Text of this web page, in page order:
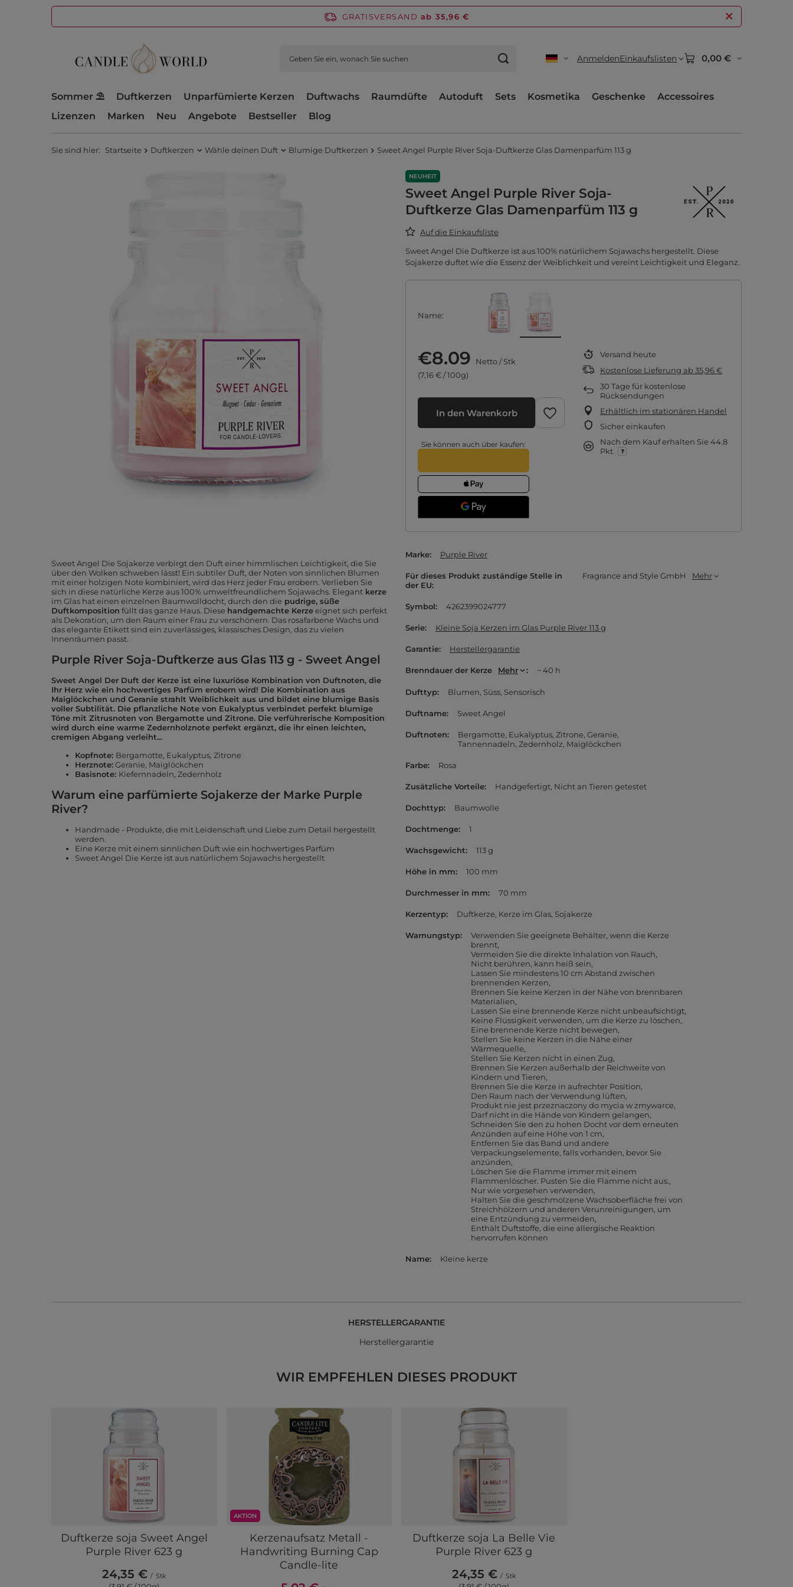
GRATISVERSAND ab 35,96 €
AnmeldenEinkaufslisten 0,00 €
Sommer ⛱️ Duftkerzen Unparfümierte Kerzen Duftwachs Raumdüfte Autoduft Sets Kosmetika Geschenke
Accessoires
Lizenzen
Marken Neu Angebote Bestseller Blog
Sie sind hier: Startseite Duftkerzen Wähle deinen Duft Blumige Duftkerzen Sweet Angel Purple River Soja-Duftkerze Glas Damenparfüm 113 g
NEUHEIT
Sweet Angel Purple River Soja-
Duftkerze Glas Damenparfüm 113 g
Auf die Einkaufsliste
Sweet Angel Die Duftkerze ist aus 100% natürlichem Sojawachs hergestellt. Diese
Sojakerze duftet wie die Essenz der Weiblichkeit und vereint Leichtigkeit und Eleganz.
Name
€8.09 Netto/Stk
(7,16 € / 100g)
In den Warenkorb
Sie können auch über kaufen:
Versand heute
Kostenlose Lieferung ab 35,96 €
30 Tage für kostenlose
Rücksendungen
Erhältlich im stationären Handel
Sicher einkaufen
Nach dem Kauf erhalten Sie 44.8
Pkt.
Sweet Angel Die Sojakerze verbirgt den Duft einer himmlischen Leichtigkeit, die Sie
über den Wolken schweben lässt! Ein subtiler Duft, der Noten von sinnlichen Blumen
mit einer holzigen Note kombiniert, wird das Herz jeder Frau erobern. Verlieben Sie
sich in diese natürliche Kerze aus 100% umweltfreundlichem Sojawachs. Elegant kerze
im Glas hat einen einzelnen Baumwolldocht, durch den die pudrige, süße
Duftkomposition füllt das ganze Haus. Diese handgemachte Kerzeeignet sich perfekt
als Dekoration, um den Raum einer Frau zu verschönern. Das rosafarbene Wachs und
das elegante Etikett sind ein zuverlässiges, klassisches Design, das zu vielen
Innenräumen passt.
Purple River Soja-Duftkerze aus Glas 113 g - Sweet Angel
Sweet Angel Der Duft der Kerze ist eine luxuriöse Kombination von Duftnoten, die
Ihr Herz wie ein hochwertiges Parfüm erobern wird! Die Kombination aus
Maiglöckchen und Geranie strahlt Weiblichkeit aus und bildet eine blumige Basis
voller Subtilität. Die pflanzliche Note von Eukalyptus verbindet perfekt blumige
Töne mit Zitrusnoten von Bergamotte und Zitrone. Die verführerische Komposition
wird durch eine warme Zedernholznote perfekt ergänzt, die ihr einen leichten,
cremigen Abgang verleiht...
Kopfnote: Bergamotte, Eukalyptus, Zitrone
Herznote:Geranie, Maiglöckchen
Basisnote: Kiefernnadeln, Zedernholz
Warum eine parfümierte Sojakerze der Marke Purple
River?
Handmade - Produkte, die mit Leidenschaft und Liebe zum Detail hergestellt
werden.
Eine Kerze mit einem sinnlichen Duft wie ein hochwertiges Parfüm
Sweet Angel Die Kerze ist aus natürlichem Sojawachs hergestellt
Marke Purple River
Für dieses Produkt zuständige Stelle in
der EU
Fragrance and Style GmbH Mehr
Symbol 4262399024777
Serie Kleine Soja Kerzen im Glas Purple River 113 g
Garantie Herstellergarantie
Brenndauer der Kerze Mehr ~ 40 h
Dufttyp Blumen Süss Sensorisch
Duftname Sweet Angel
Duftnoten Bergamotte Eukalyptus Zitrone Geranie
Tannennadeln Zedernholz Maiglöckchen
Farbe Rosa
Zusätzliche Vorteile Handgefertigt Nicht an Tieren getestet
Dochttyp Baumwolle
Dochtmenge 1
Wachsgewicht 113 g
Höhe in mm 100 mm
Durchmesser in mm 70 mm
Kerzentyp Duftkerze Kerze im Glas Sojakerze
Warnungstyp
Verwenden Sie geeignete Behälter, wenn die Kerze
brennt
Vermeiden Sie die direkte Inhalation von Rauch
Nicht berühren, kann heiß sein
Lassen Sie mindestens 10 cm Abstand zwischen
brennenden Kerzen
Brennen Sie keine Kerzen in der Nähe von brennbaren
Materialien
Lassen Sie eine brennende Kerze nicht unbeaufsichtigt
Keine Flüssigkeit verwenden, um die Kerze zu löschen
Eine brennende Kerze nicht bewegen
Stellen Sie keine Kerzen in die Nähe einer
Wärmequelle
Stellen Sie Kerzen nicht in einen Zug
Brennen Sie Kerzen außerhalb der Reichweite von
Kindern und Tieren
Brennen Sie die Kerze in aufrechter Position
Den Raum nach der Verwendung lüften
Produkt nie jest przeznaczony do mycia w zmywarce
Darf nicht in die Hände von Kindern gelangen
Schneiden Sie den zu hohen Docht vor dem erneuten
Anzünden auf eine Höhe von 1 cm
Entfernen Sie das Band und andere
Verpackungselemente, falls vorhanden, bevor Sie
anzünden
Löschen Sie die Flamme immer mit einem
Flammenlöscher. Pusten Sie die Flamme nicht aus.
Nur wie vorgesehen verwenden
Halten Sie die geschmolzene Wachsoberfläche frei von
Streichhölzern und anderen Verunreinigungen, um
eine Entzündung zu vermeiden
Enthält Duftstoffe, die eine allergische Reaktion
hervorrufen können
Name Kleine kerze
HERSTELLERGARANTIE
Herstellergarantie
WIR EMPFEHLEN DIESES PRODUKT
Duftkerze soja Sweet Angel
Purple River 623 g
24,35 € / Stk
AKTION
Kerzenaufsatz Metall -
Handwriting Burning Cap
Candle-lite
Duftkerze soja La Belle Vie
Purple River 623 g
24,35 € / Stk